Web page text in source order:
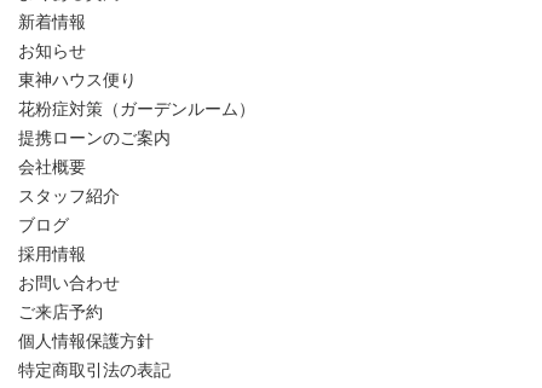
新着情報
お知らせ
東神ハウス便り
花粉症対策（ガーデンルーム）
提携ローンのご案内
会社概要
スタッフ紹介
ブログ
採用情報
お問い合わせ
ご来店予約
個人情報保護方針
特定商取引法の表記